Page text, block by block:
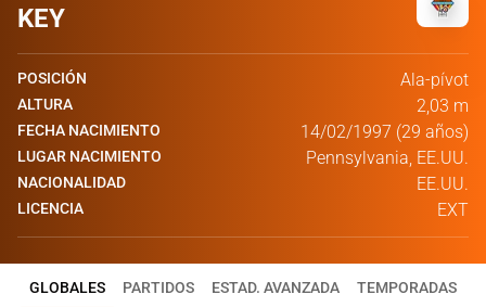
KEY
POSICIÓN Ala-pívot
ALTURA 2,03 m
FECHA NACIMIENTO 14/02/1997 (29 años)
LUGAR NACIMIENTO Pennsylvania, EE.UU.
NACIONALIDAD EE.UU.
LICENCIA EXT
GLOBALES PARTIDOS ESTAD. AVANZADA TEMPORADAS